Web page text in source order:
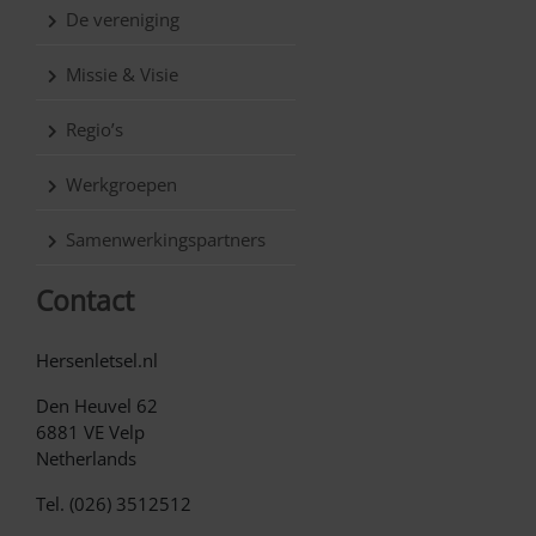
De vereniging
Missie & Visie
Regio’s
Werkgroepen
Samenwerkingspartners
Contact
Hersenletsel.nl
Den Heuvel 62
6881 VE Velp
Netherlands
Tel. (026) 3512512